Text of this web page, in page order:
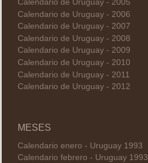
Calendario de Uruguay - 2005
Calendario de Uruguay - 2006
Calendario de Uruguay - 2007
Calendario de Uruguay - 2008
Calendario de Uruguay - 2009
Calendario de Uruguay - 2010
Calendario de Uruguay - 2011
Calendario de Uruguay - 2012
MESES
Calendario enero - Uruguay 1993
Calendario febrero - Uruguay 1993